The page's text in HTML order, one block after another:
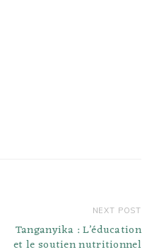
NEXT POST
Tanganyika : L’éducation
et le soutien nutritionnel